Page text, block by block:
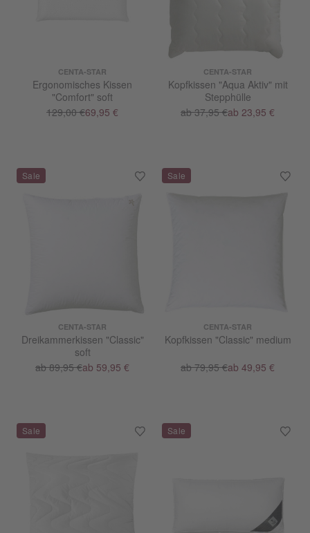
CENTA-STAR
Ergonomisches Kissen
"Comfort" soft
129,00 €69,95 €
CENTA-STAR
Kopfkissen "Aqua Aktiv" mit
Stepphülle
ab 37,95 €ab 23,95 €
CENTA-STAR
Dreikammerkissen "Classic"
soft
ab 89,95 €ab 59,95 €
CENTA-STAR
Kopfkissen "Classic" medium
ab 79,95 €ab 49,95 €